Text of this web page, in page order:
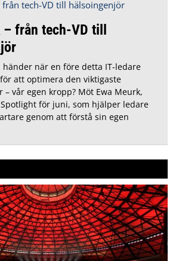
– från tech-VD till
händer när en före detta IT-ledare
att optimera den viktigaste
vår egen kropp? Möt Ewa Meurk,
för juni, som hjälper ledare
genom att förstå sin egen